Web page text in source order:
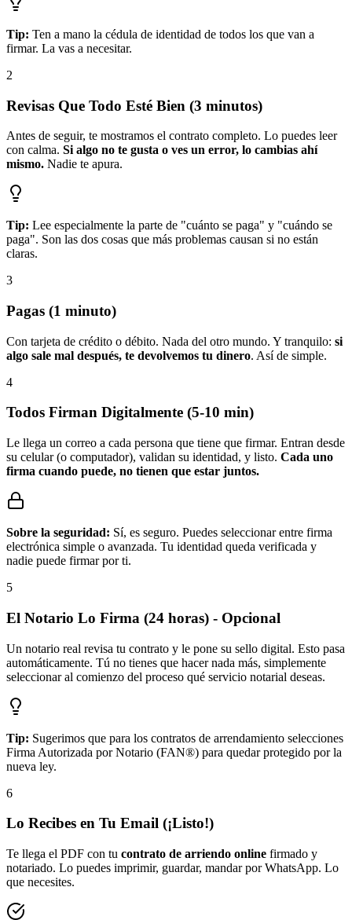
Tip: Ten a mano la cédula de identidad de todos los que van a
firmar. La vas a necesitar.
2
Revisas Que Todo Esté Bien (3 minutos)
Antes de seguir, te mostramos el contrato completo. Lo puedes leer
con calma. Si algo no te gusta o ves un error, lo cambias ahí
mismo. Nadie te apura.
Tip: Lee especialmente la parte de "cuánto se paga" y "cuándo se
paga". Son las dos cosas que más problemas causan si no están
claras.
3
Pagas (1 minuto)
Con tarjeta de crédito o débito. Nada del otro mundo. Y tranquilo: si
algo sale mal después, te devolvemos tu dinero. Así de simple.
4
Todos Firman Digitalmente (5-10 min)
Le llega un correo a cada persona que tiene que firmar. Entran desde
su celular (o computador), validan su identidad, y listo. Cada uno
firma cuando puede, no tienen que estar juntos.
Sobre la seguridad: Sí, es seguro. Puedes seleccionar entre firma
electrónica simple o avanzada. Tu identidad queda verificada y
nadie puede firmar por ti.
5
El Notario Lo Firma (24 horas) - Opcional
Un notario real revisa tu contrato y le pone su sello digital. Esto pasa
automáticamente. Tú no tienes que hacer nada más, simplemente
seleccionar al comienzo del proceso qué servicio notarial deseas.
Tip: Sugerimos que para los contratos de arrendamiento selecciones
Firma Autorizada por Notario (FAN®) para quedar protegido por la
nueva ley.
6
Lo Recibes en Tu Email (¡Listo!)
Te llega el PDF con tu contrato de arriendo online firmado y
notariado. Lo puedes imprimir, guardar, mandar por WhatsApp. Lo
que necesites.